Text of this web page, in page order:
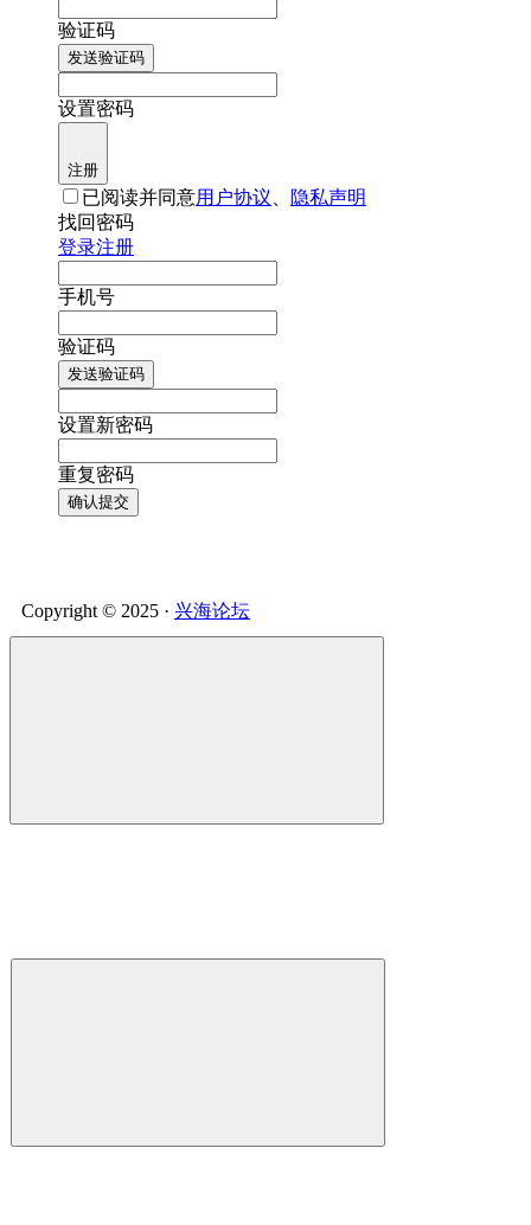
验证码
发送验证码
设置密码
注册
已阅读并同意用户协议
隐私声明
找回密码
登录注册
手机号
验证码
发送验证码
设置新密码
重复密码
确认提交
Copyright © 2025 · 兴海论坛